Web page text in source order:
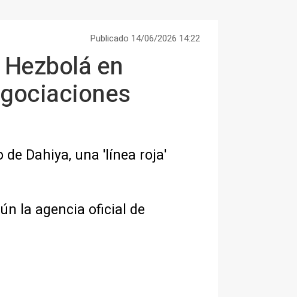
Publicado 14/06/2026 14:22
en
Dahiya, una 'línea roja'
la agencia oficial de